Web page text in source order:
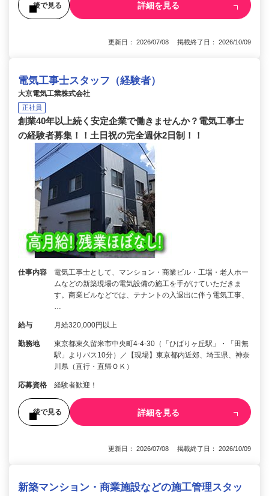
後で見る 詳細を見る
更新日： 2026/07/08 掲載終了日： 2026/10/09
電気工事士スタッフ（経験者）
大京電気工業株式会社
正社員
創業40年以上続く安定企業で働きませんか？電気工事士
の経験者募集！！土日祝の完全週休2日制！！
仕事内容
電気工事士として、マンション・商業ビル・工場・老人ホー
ムなどの新築現場の電気設備の施工を手がけていただきま
す。商業ビルなどでは、テナントの入退出に伴う電気工事、
給与 月給320,000円以上
勤務地
東京都東久留米市中央町4-4-30（「ひばりヶ丘駅」・「田無
駅」よりバス10分）／【現場】東京都内近郊、埼玉県、神奈
川県（直行・直帰ＯＫ）
応募資格 経験者歓迎！
後で見る 詳細を見る
更新日： 2026/07/08 掲載終了日： 2026/10/09
新築マンション・商業施設などの施工管理スタッ